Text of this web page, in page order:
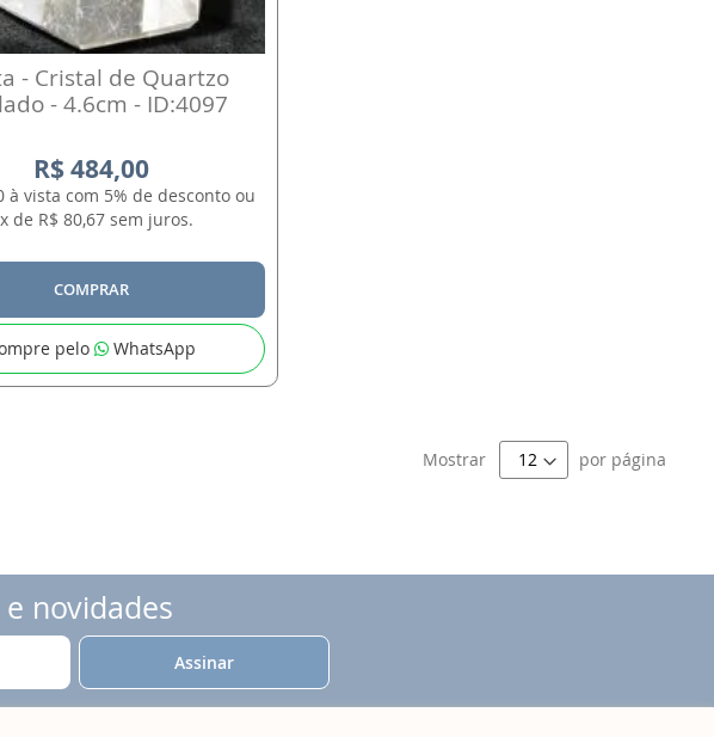
- Cristal de Quartzo
- 4.6cm - ID:4097
R$ 484,00
à vista com 5% de desconto ou
de R$ 80,67 sem juros.
COMPRAR
pelo WhatsApp
Mostrar por página
novidades
Assinar